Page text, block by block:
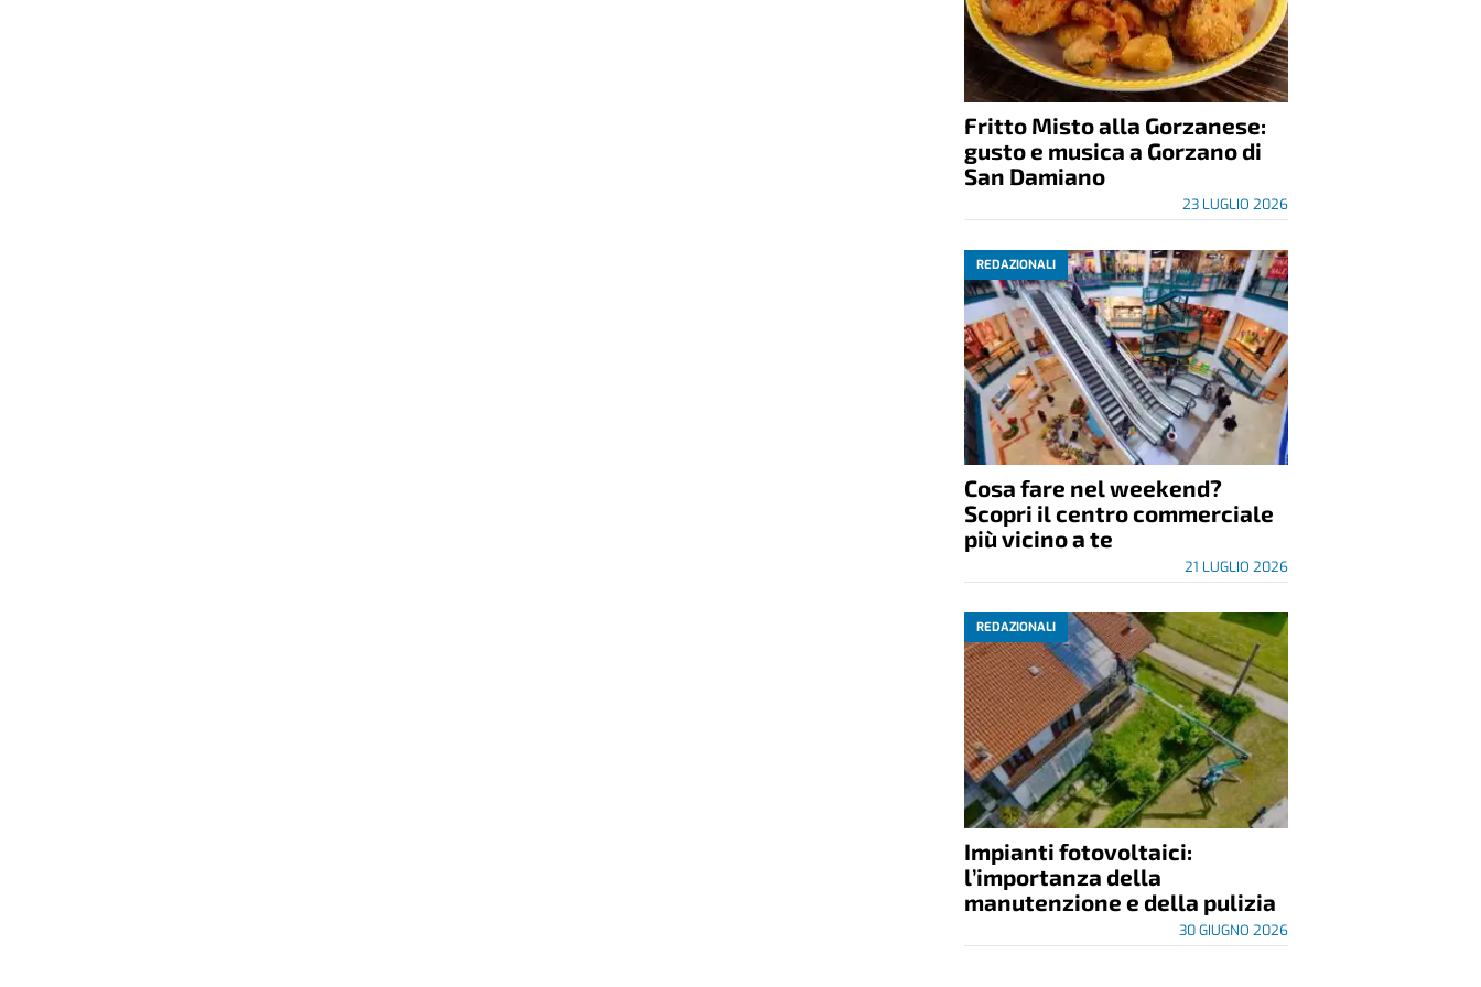
Fritto Misto alla Gorzanese:
gusto e musica a Gorzano di
San Damiano
23 LUGLIO 2026
REDAZIONALI
Cosa fare nel weekend?
Scopri il centro commerciale
più vicino a te
21 LUGLIO 2026
REDAZIONALI
Impianti fotovoltaici:
l’importanza della
manutenzione e della pulizia
30 GIUGNO 2026